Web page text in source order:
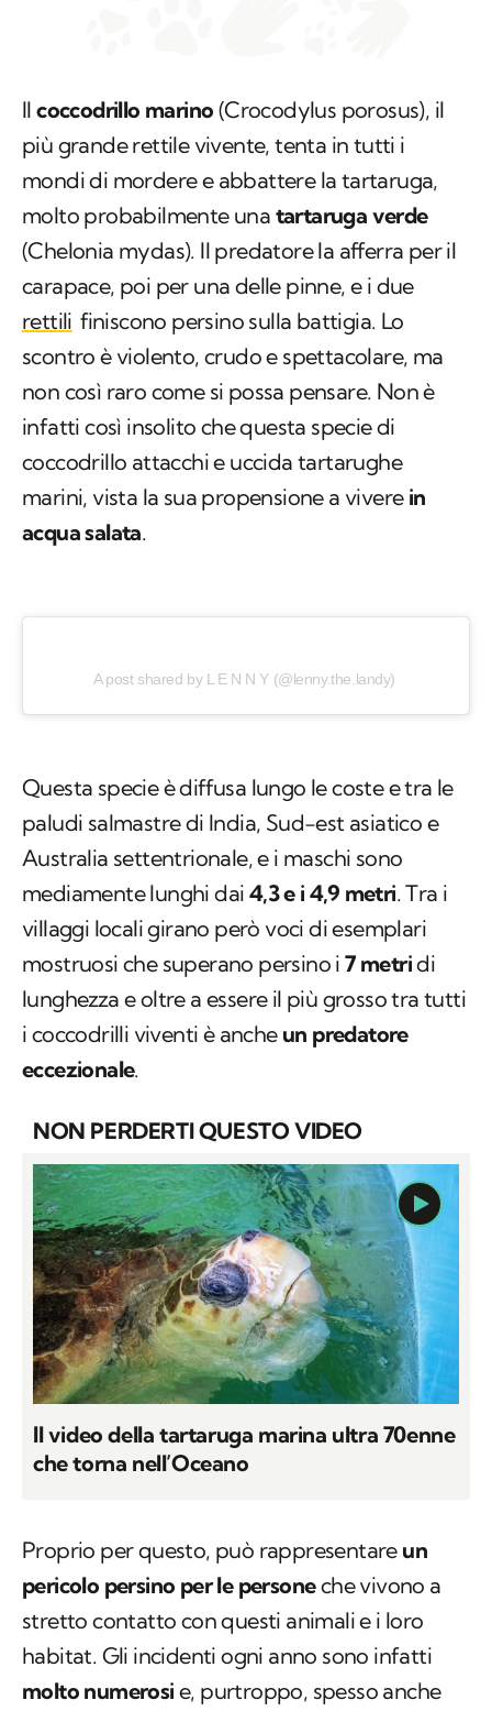
Ilcoccodrillo marino (Crocodylus porosus), il
più grande rettile vivente, tenta in tutti i
mondi di mordere e abbattere la tartaruga,
molto probabilmente una tartaruga verde
(Chelonia mydas). Il predatore la afferra per il
carapace, poi per una delle pinne, e i due
rettili finiscono persino sulla battigia. Lo
scontro è violento, crudo e spettacolare, ma
non così raro come si possa pensare. Non è
infatti così insolito che questa specie di
coccodrillo attacchi e uccida tartarughe
marini, vista la sua propensione a vivere in
acqua salata.
A post shared by L E N N Y (@lenny.the.landy)
Questa specie è diffusa lungo le coste e tra le
paludi salmastre di India, Sud-est asiatico e
Australia settentrionale, e i maschi sono
mediamente lunghi dai 4,3 e i 4,9 metri. Tra i
villaggi locali girano però voci di esemplari
mostruosi che superano persino i7 metridi
lunghezza e oltre a essere il più grosso tra tutti
i coccodrilli viventi è anche un predatore
eccezionale.
NON PERDERTI QUESTO VIDEO
Il video della tartaruga marina ultra 70enne
che torna nell’Oceano
Proprio per questo, può rappresentare un
pericolo persino per le personeche vivono a
stretto contatto con questi animali e i loro
habitat. Gli incidenti ogni anno sono infatti
molto numerosi e, purtroppo, spesso anche